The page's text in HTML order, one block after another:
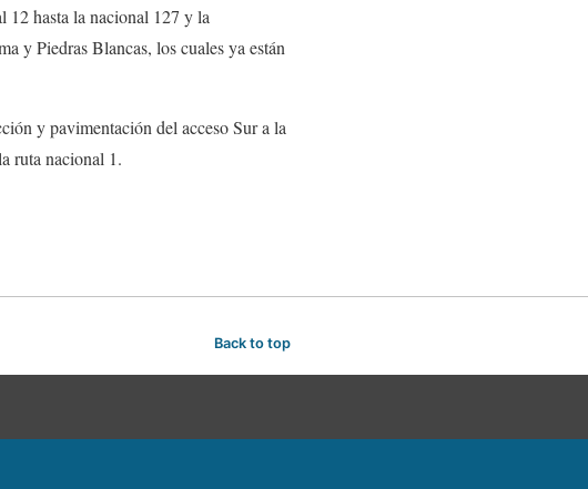
12 hasta la nacional 127 y la
y Piedras Blancas, los cuales ya están
y pavimentación del acceso Sur a la
ruta nacional 1.
Back to top